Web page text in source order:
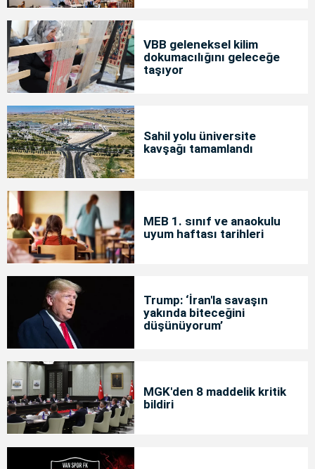
VBB geleneksel kilim
dokumacılığını geleceğe
taşıyor
Sahil yolu üniversite
kavşağı tamamlandı
MEB 1. sınıf ve anaokulu
uyum haftası tarihleri
Trump: ‘İran'la savaşın
yakında biteceğini
düşünüyorum’
MGK'den 8 maddelik kritik
bildiri